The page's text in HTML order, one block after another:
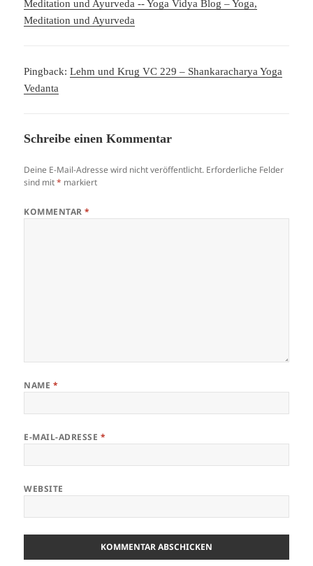
Meditation und Ayurveda -- Yoga Vidya Blog – Yoga,
Meditation und Ayurveda
Pingback:Lehm und Krug VC 229 – Shankaracharya Yoga
Vedanta
Schreibe einen Kommentar
Deine E-Mail-Adresse wird nicht veröffentlicht. Erforderliche Felder
sind mit* markiert
KOMMENTAR*
NAME *
E-MAIL-ADRESSE *
WEBSITE